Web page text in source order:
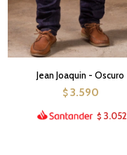
Jean Joaquin - Oscuro
$ 3.590
$ 3.052